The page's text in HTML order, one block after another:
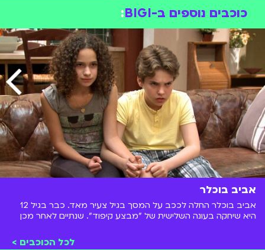
כוכבים נוספים ב-BIGI :
אביב בוכלר
אביב בוכלר החלה לככב על המסך בגיל צעיר מאד. כבר בגיל 12
היא שיחקה בעונה השלישית של "מבצע קיפוד". שנתיים לאחר מכן
לכל הכוכבים >